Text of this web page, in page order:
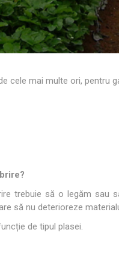
cele mai multe ori, pentru
trebuie să o legăm
să nu deterioreze
de tipul plasei.